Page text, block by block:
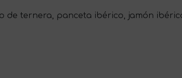
de ternera, panceta ibérico, jamón